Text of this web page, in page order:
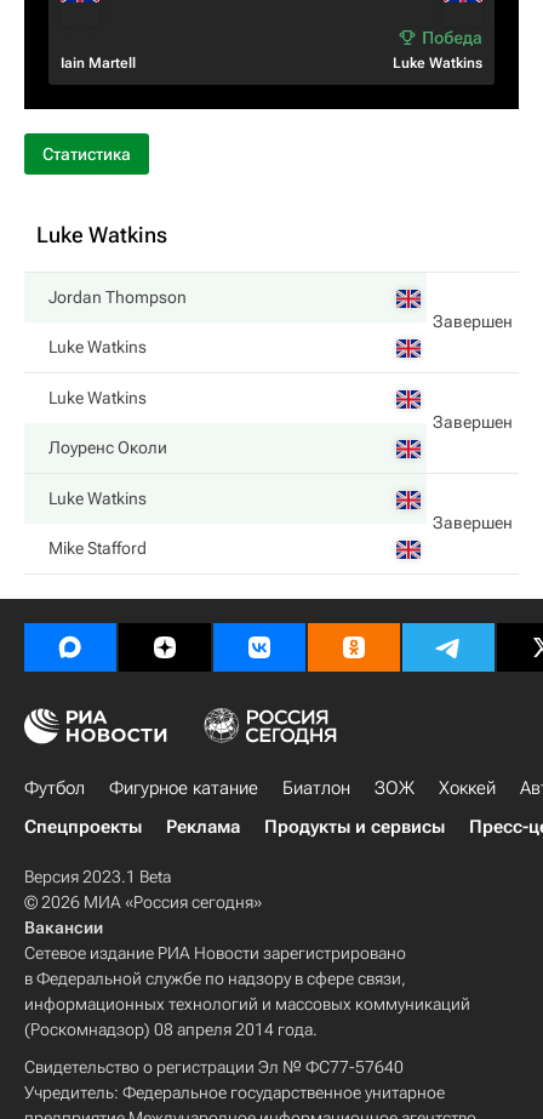
Iain Martell Luke Watkins
Статистика
Luke Watkins
Jordan Thompson
Завершен
Luke Watkins
Luke Watkins
Завершен
Лоуренс Околи
Luke Watkins
Завершен
Mike Stafford
Футбол Фигурное катание Биатлон ЗОЖ Хоккей
Спецпроекты
Реклама Продукты и сервисы Пресс-
Версия 2023.1 Beta
© 2026 МИА «Россия сегодня»
Вакансии
Сетевое издание РИА Новости зарегистрировано
в Федеральной службе по надзору в сфере связи,
информационных технологий и массовых коммуникаций
(Роскомнадзор) 08 апреля 2014 года.
Свидетельство о регистрации Эл № ФС77-57640
Учредитель: Федеральное государственное унитарное